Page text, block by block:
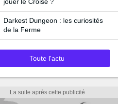
Darkest Dungeon : les curiosités
de la Ferme
Toute l'actu